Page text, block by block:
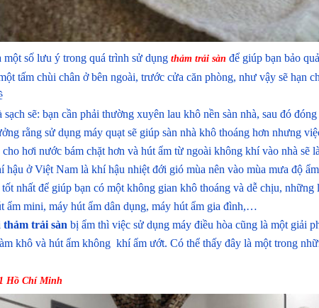
số lưu ý trong quá trình sử dụng thảm trải sàn để giúp bạn bảo
tấm chùi chân ở bên ngoài, trước cửa căn phòng, như vậy sẽ hạn
sẽ: bạn cần phải thường xuyên lau khô nền sàn nhà, sau đó
rằng sử dụng máy quạt sẽ giúp sàn nhà khô thoáng hơn nhưng
hơi nước bám chặt hơn và hút ẩm từ ngoài không khí vào nhà sẽ
hậu ở Việt Nam là khí hậu nhiệt đới gió mùa nên vào mùa mưa độ
nhất để giúp bạn có một không gian khô thoáng và dễ chịu,
ẩm mini, máy hút ẩm dân dụng, máy hút ẩm gia đình,…
thảm trải sàn bị ẩm thì việc sử dụng máy điều hòa cũng là một giải
khô và hút ẩm không khí ẩm ướt. Có thể thấy đây là một trong
Hồ Chí Minh